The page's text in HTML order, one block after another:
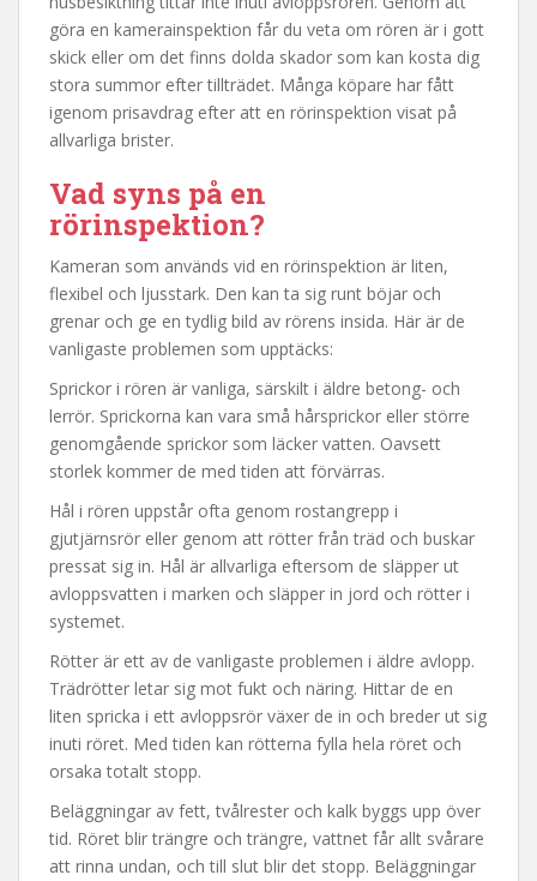
göra en kamerainspektion får du veta om rören är i gott
skick eller om det finns dolda skador som kan kosta dig
stora summor efter tillträdet. Många köpare har fått
igenom prisavdrag efter att en rörinspektion visat på
allvarliga brister.
Vad syns på en
rörinspektion?
Kameran som används vid en rörinspektion är liten,
flexibel och ljusstark. Den kan ta sig runt böjar och
grenar och ge en tydlig bild av rörens insida. Här är de
vanligaste problemen som upptäcks:
Sprickor i rören är vanliga, särskilt i äldre betong- och
lerrör. Sprickorna kan vara små hårsprickor eller större
genomgående sprickor som läcker vatten. Oavsett
storlek kommer de med tiden att förvärras.
Hål i rören uppstår ofta genom rostangrepp i
gjutjärnsrör eller genom att rötter från träd och buskar
pressat sig in. Hål är allvarliga eftersom de släpper ut
avloppsvatten i marken och släpper in jord och rötter i
systemet.
Rötter är ett av de vanligaste problemen i äldre avlopp.
Trädrötter letar sig mot fukt och näring. Hittar de en
liten spricka i ett avloppsrör växer de in och breder ut sig
inuti röret. Med tiden kan rötterna fylla hela röret och
orsaka totalt stopp.
Beläggningar av fett, tvålrester och kalk byggs upp över
tid. Röret blir trängre och trängre, vattnet får allt svårare
att rinna undan, och till slut blir det stopp. Beläggningar